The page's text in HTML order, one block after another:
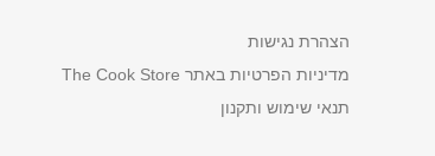
הצהרת נגישות
מדיניות הפרטיות באתר The Cook Store
תנאי שימוש ותקנון